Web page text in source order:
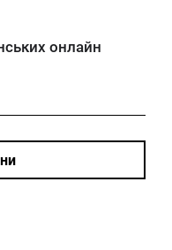
онлайн